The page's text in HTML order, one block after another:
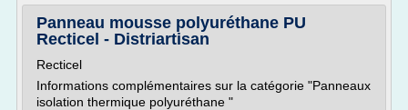
Panneau mousse polyuréthane PU
Recticel - Distriartisan
Recticel
Informations complémentaires sur la catégorie "Panneaux
isolation thermique polyuréthane "